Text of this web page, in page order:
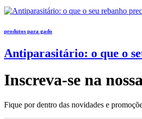
produtos para gado
Antiparasitário: o que o
Inscreva-se na
Fique por dentro das novidades e